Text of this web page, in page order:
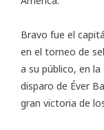
Bravo fue el
en el torneo de
a su público, en
disparo de Éver
gran victoria de